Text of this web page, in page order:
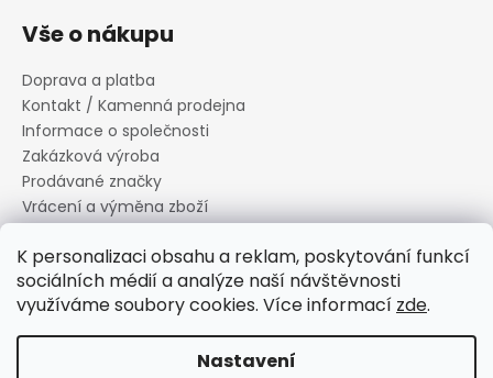
K personalizaci obsahu a reklam, poskytování funkcí
sociálních médií a analýze naší návštěvnosti
využíváme soubory cookies. Více informací zde.
Nastavení
Vše o nákupu
Doprava a platba
Kontakt / Kamenná prodejna
Informace o společnosti
Zakázková výroba
Prodávané značky
Vrácení a výměna zboží
Informace o souborech cookies
Reklamační řád
Obchodní podmínky